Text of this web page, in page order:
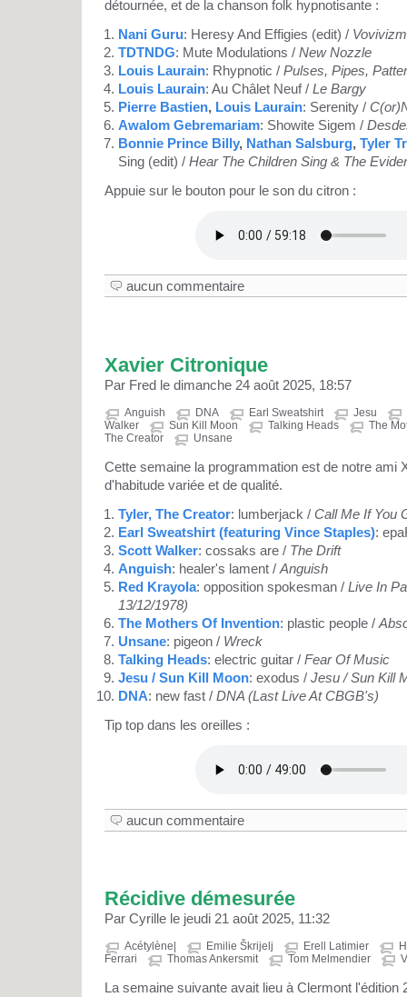
détournée, et de la chanson folk hypnotisante :
Nani Guru: Heresy And Effigies (edit) /
TDTNDG: Mute Modulations / New Nozzle
Louis Laurain: Rhypnotic / Pulses, Pipes,
Louis Laurain: Au Châlet Neuf / Le Bargy
Pierre Bastien, Louis Laurain: Serenity /
Awalom Gebremariam: Showite Sigem /
Bonnie Prince Billy, Nathan Salsburg, Tyler
Sing (edit) / Hear The Children Sing & The
Appuie sur le bouton pour le son du citron :
aucun commentaire
Xavier Citronique
Par Fred le dimanche 24 août 2025, 18:57
Anguish DNA Earl Sweatshirt
Jesu
Walker
Sun Kill Moon Talking Heads
The
The Creator
Unsane
Cette semaine la programmation est de notre ami
d'habitude variée et de qualité.
Tyler, The Creator: lumberjack / Call Me If You
Earl Sweatshirt (featuring Vince Staples):
Scott Walker: cossaks are / The Drift
Anguish: healer's lament / Anguish
Red Krayola: opposition spokesman / Live In
13/12/1978)
The Mothers Of Invention: plastic people /
Unsane: pigeon / Wreck
Talking Heads: electric guitar / Fear Of Music
Jesu / Sun Kill Moon: exodus / Jesu / Sun Kill
DNA: new fast / DNA (Last Live At CBGB's)
Tip top dans les oreilles :
aucun commentaire
Récidive démesurée
Par Cyrille le jeudi 21 août 2025, 11:32
Acétylène| Emilie Škrijelj Erell Latimier
Ferrari
Thomas Ankersmit Tom Melmendier
La semaine suivante avait lieu à Clermont l'édition